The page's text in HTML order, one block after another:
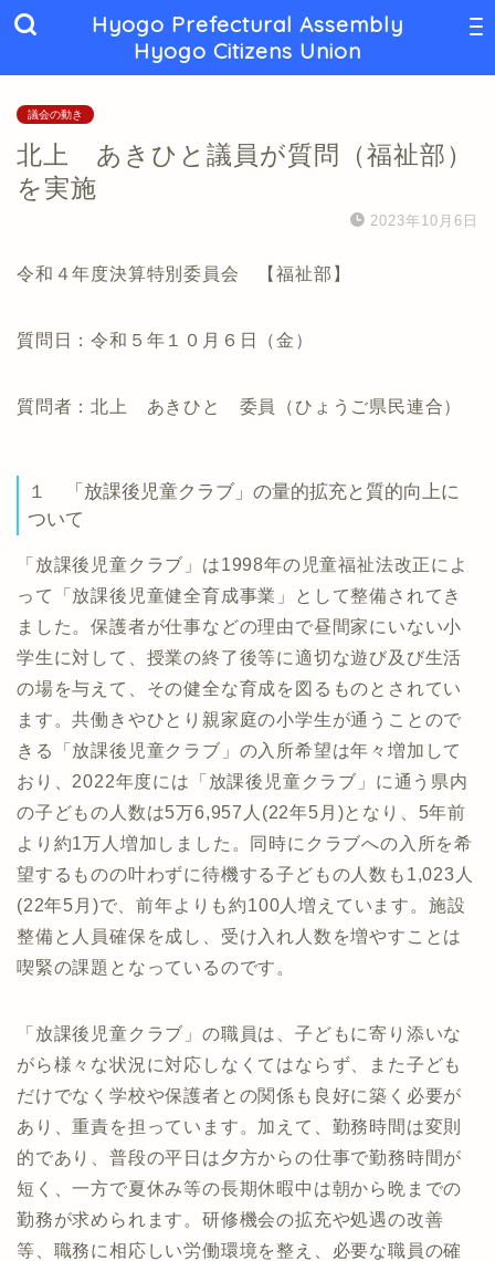
Hyogo Prefectural Assembly
Hyogo Citizens Union
議会の動き
北上 あきひと議員が質問（福祉部）
を実施
2023年10月6日
令和４年度決算特別委員会 【福祉部】
質問日：令和５年１０月６日（金）
質問者：北上 あきひと 委員（ひょうご県民連合）
１ 「放課後児童クラブ」の量的拡充と質的向上に
ついて
「放課後児童クラブ」は1998年の児童福祉法改正によ
って「放課後児童健全育成事業」として整備されてき
ました。保護者が仕事などの理由で昼間家にいない小
学生に対して、授業の終了後等に適切な遊び及び生活
の場を与えて、その健全な育成を図るものとされてい
ます。共働きやひとり親家庭の小学生が通うことので
きる「放課後児童クラブ」の入所希望は年々増加して
おり、2022年度には「放課後児童クラブ」に通う県内
の子どもの人数は5万6,957人(22年5月)となり、5年前
より約1万人増加しました。同時にクラブへの入所を希
望するものの叶わずに待機する子どもの人数も1,023人
(22年5月)で、前年よりも約100人増えています。施設
整備と人員確保を成し、受け入れ人数を増やすことは
喫緊の課題となっているのです。
「放課後児童クラブ」の職員は、子どもに寄り添いな
がら様々な状況に対応しなくてはならず、また子ども
だけでなく学校や保護者との関係も良好に築く必要が
あり、重責を担っています。加えて、勤務時間は変則
的であり、普段の平日は夕方からの仕事で勤務時間が
短く、一方で夏休み等の長期休暇中は朝から晩までの
勤務が求められます。研修機会の拡充や処遇の改善
等、職務に相応しい労働環境を整え、必要な職員の確